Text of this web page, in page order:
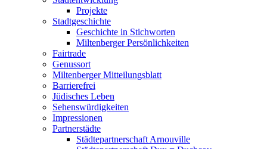
Projekte
Stadtgeschichte
Geschichte in Stichworten
Miltenberger Persönlichkeiten
Fairtrade
Genussort
Miltenberger Mitteilungsblatt
Barrierefrei
Jüdisches Leben
Sehenswürdigkeiten
Impressionen
Partnerstädte
Städtepartnerschaft Arnouville